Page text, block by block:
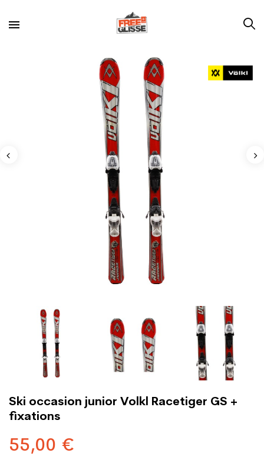
Ski occasion junior Volkl Racetiger GS +
fixations
55,00 €